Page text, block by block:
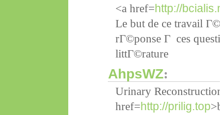
<a href=http://
Le but de ce travail
rГ©ponse Г ces
littГ©rature
AhpsWZ:
Urinary
href=http://prilig.top